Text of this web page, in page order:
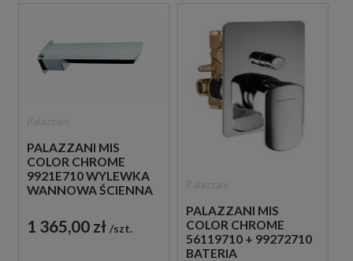
PALAZZANI MIS
COLOR CHROME
9921E710 WYLEWKA
WANNOWA ŚCIENNA
1 365,00 zł szt.
PALAZZANI MIS
COLOR CHROME
56119710 + 99272710
BATERIA